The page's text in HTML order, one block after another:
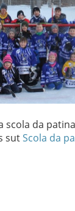
scola da
sutScola da